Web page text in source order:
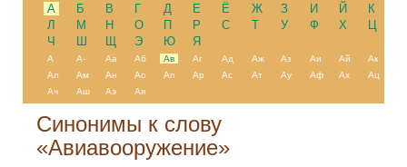
А
Б В Г Д Е Ё Ж З И Й
К
Л
М Н О П Р С Т У Ф Х
Ц
Ч
Ш Щ Э Ю Я
А А- Аа Аб Ав Аг Ад Аж Аз Аи Ай
Ак
Ал
Ам Ан Ао Ап Ар Ас Ат Ау Аф Ах
Ац
Ач
Аш Аэ Ая
Синонимы к слову
«Авиавооружение»